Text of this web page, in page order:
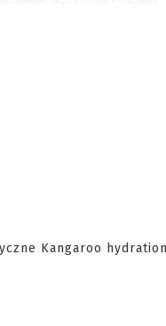
Kangaroo hydration